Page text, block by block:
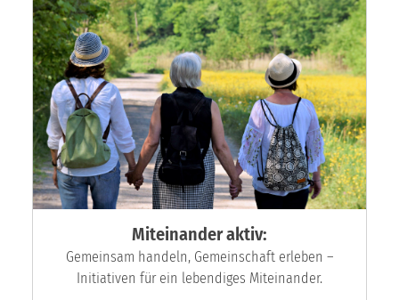
Miteinander aktiv:
Gemeinsam handeln, Gemeinschaft erleben –
Initiativen für ein lebendiges Miteinander.